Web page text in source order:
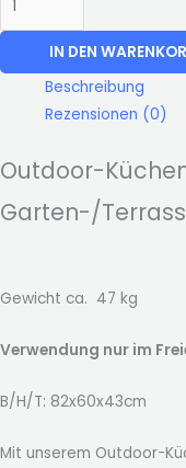
IN DEN
Beschreibung
Rezensionen (0)
Outdoor-
Garten-/
Gewicht ca. 47 kg
Verwendung nur im
B/H/T: 82x60x43cm
Mit unserem Outdoor-